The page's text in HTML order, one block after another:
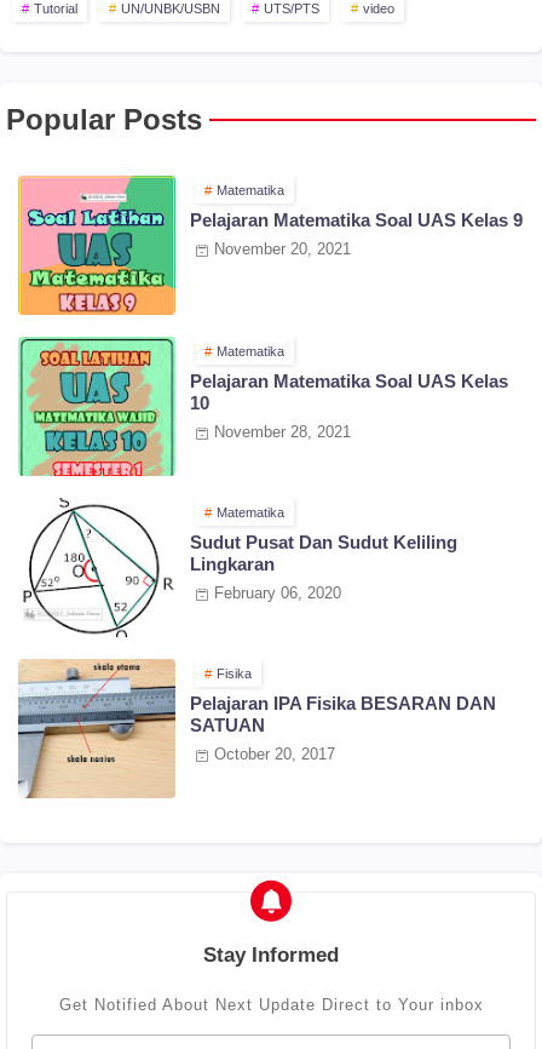
Tutorial UN/UNBK/USBN UTS/PTS video
Popular Posts
Matematika
Pelajaran Matematika Soal UAS Kelas 9
November 20, 2021
Matematika
Pelajaran Matematika Soal UAS Kelas
10
November 28, 2021
Matematika
Sudut Pusat Dan Sudut Keliling
Lingkaran
February 06, 2020
Fisika
Pelajaran IPA Fisika BESARAN DAN
SATUAN
October 20, 2017
Stay Informed
Get Notified About Next Update Direct to Your inbox